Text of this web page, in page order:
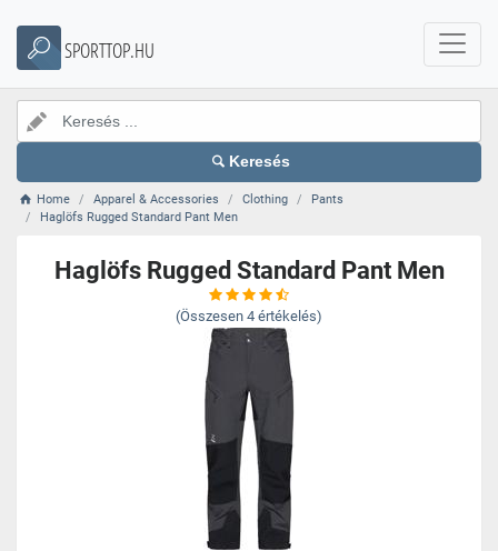
SPORTTOP.HU
Keresés
Home Apparel & Accessories Clothing
Pants
Haglöfs Rugged Standard Pant Men
Haglöfs Rugged Standard Pant Men
(Összesen 4 értékelés)